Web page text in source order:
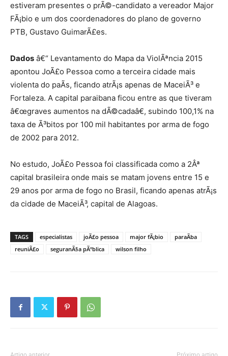
estiveram presentes o prÃ©-candidato a vereador Major
FÃ¡bio e um dos coordenadores do plano de governo
PTB, Gustavo GuimarÃ£es.
Dados â€“ Levantamento do Mapa da ViolÃªncia 2015
apontou JoÃ£o Pessoa como a terceira cidade mais
violenta do paÃ­s, ficando atrÃ¡s apenas de MaceiÃ³ e
Fortaleza. A capital paraibana ficou entre as que tiveram
â€œgraves aumentos na dÃ©cadaâ€, subindo 100,1% na
taxa de Ã³bitos por 100 mil habitantes por arma de fogo
de 2002 para 2012.
No estudo, JoÃ£o Pessoa foi classificada como a 2Âª
capital brasileira onde mais se matam jovens entre 15 e
29 anos por arma de fogo no Brasil, ficando apenas atrÃ¡s
da cidade de MaceiÃ³, capital de Alagoas.
TAGS especialistas joÃ£o pessoa major fÃ¡bio
paraÃ­ba
reuniÃ£o
seguranÃ§a pÃºblica wilson filho